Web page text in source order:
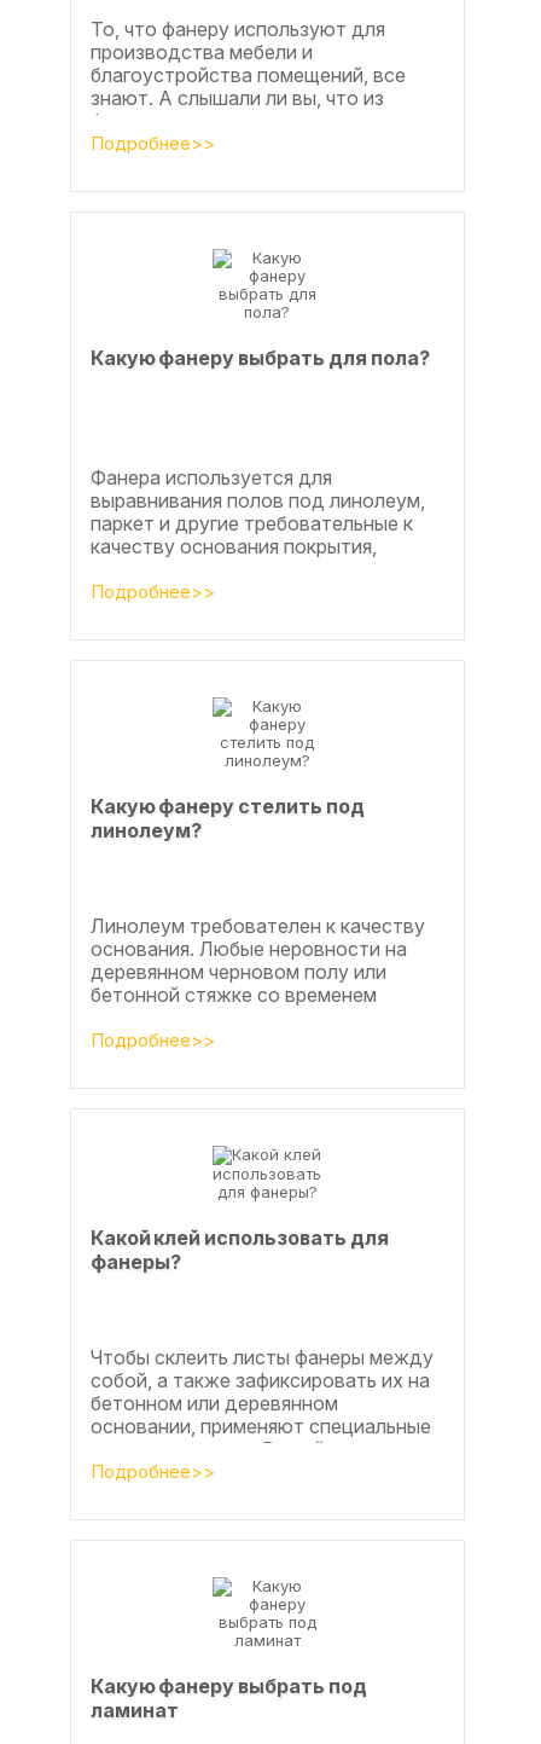
То, что фанеру используют для
производства мебели и
благоустройства помещений, все
знают. А слышали ли вы, что из
фанеры делают красивые ажурные
часы? Удивительно, но факт.
Подробнее>>
Какую фанеру выбрать для пола?
Фанера используется для
выравнивания полов под линолеум,
паркет и другие требовательные к
качеству основания покрытия,
по деревянным лагам или...
Подробнее>>
Какую фанеру стелить под
линолеум?
Линолеум требователен к качеству
основания. Любые неровности на
деревянном черновом полу или
бетонной стяжке со временем
Подробнее>>
Какой клей использовать для
фанеры?
Чтобы склеить листы фанеры между
собой, а также зафиксировать их на
бетонном или деревянном
основании, применяют специальные
клеевые составы. В этой статье
расскажем, какой клей...
Подробнее>>
Какую фанеру выбрать под
ламинат